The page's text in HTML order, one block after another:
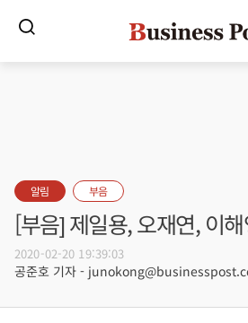
알림 부음
[부음] 제일용, 오재연, 이
2020-02-20 19:39:03
공준호 기자 -